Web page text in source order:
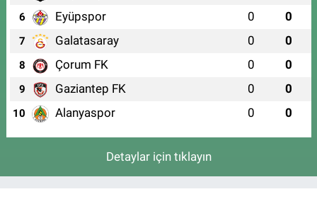
6 Eyüpspor 0 0
7 Galatasaray 0 0
8 Çorum FK 0 0
9 Gaziantep FK 0 0
10 Alanyaspor 0 0
Detaylar için tıklayın